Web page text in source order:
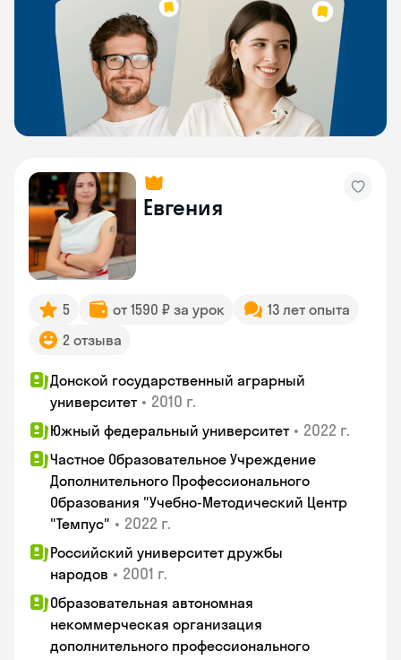
Евгения
5 от 1590 ₽ за урок
13 лет опыта
2 отзыва
Донской государственный аграрный
университет • 2010 г.
Южный федеральный университет • 2022 г.
Частное Образовательное Учреждение
Дополнительного Профессионального
Образования "Учебно-Методический Центр
"Темпус" • 2022 г.
Российский университет дружбы
народов • 2001 г.
Образовательная автономная
некоммерческая организация
дополнительного профессионального